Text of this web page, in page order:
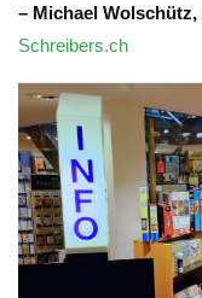
– Michael Wolschütz,
Schreibers.ch